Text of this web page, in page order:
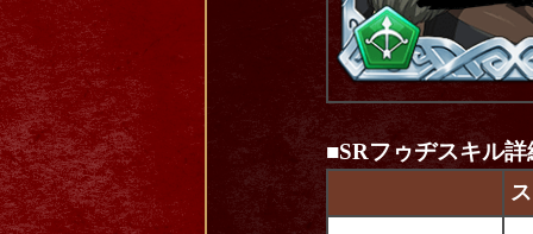
■SRフゥヂスキル詳